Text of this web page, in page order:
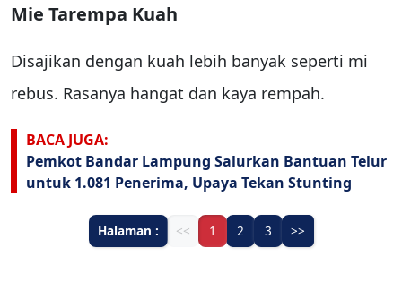
Mie Tarempa Kuah
Disajikan dengan kuah lebih banyak seperti mi
rebus. Rasanya hangat dan kaya rempah.
BACA JUGA:
Pemkot Bandar Lampung Salurkan Bantuan Telur
untuk 1.081 Penerima, Upaya Tekan Stunting
Halaman : << 1 2 3 >>